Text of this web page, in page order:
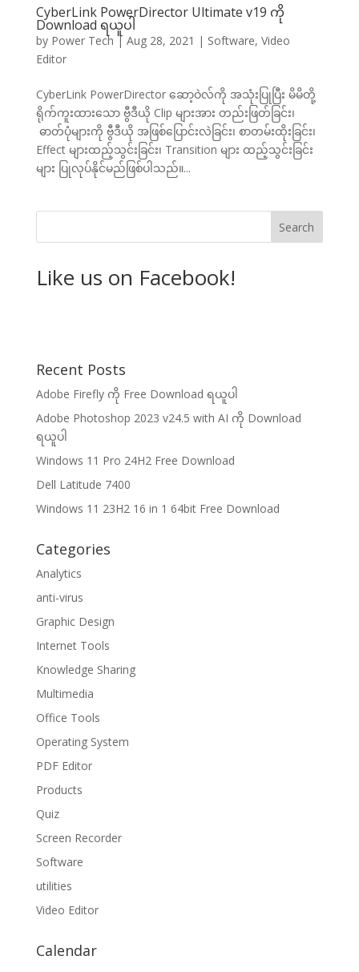
CyberLink PowerDirector Ultimate v19 ကို
Download ရယူပါ
by Power Tech | Aug 28, 2021 | Software, Video
Editor
CyberLink PowerDirector ဆော့ဝဲလ်ကို အသုံးပြုပြီး မိမိတို့
ရိုက်ကူးထားသော ဗွီဒီယို Clip များအား တည်းဖြတ်ခြင်း၊
ဓာတ်ပုံများကို ဗွီဒီယို အဖြစ်ပြောင်းလဲခြင်း၊ စာတမ်းထိုးခြင်း၊
Effect များထည့်သွင်းခြင်း၊ Transition များ ထည့်သွင်းခြင်း
များ ပြုလုပ်နိုင်မည်ဖြစ်ပါသည်။...
Like us on Facebook!
Recent Posts
Adobe Firefly ကို Free Download ရယူပါ
Adobe Photoshop 2023 v24.5 with AI ကို Download
ရယူပါ
Windows 11 Pro 24H2 Free Download
Dell Latitude 7400
Windows 11 23H2 16 in 1 64bit Free Download
Categories
Analytics
anti-virus
Graphic Design
Internet Tools
Knowledge Sharing
Multimedia
Office Tools
Operating System
PDF Editor
Products
Quiz
Screen Recorder
Software
utilities
Video Editor
Calendar